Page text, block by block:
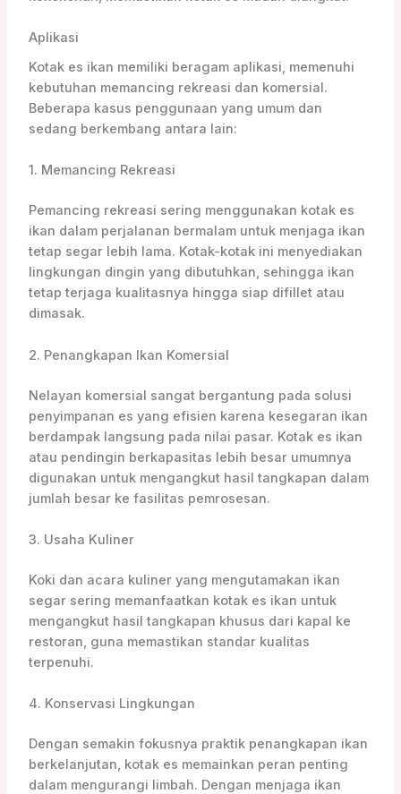
Aplikasi
Kotak es ikan memiliki beragam aplikasi, memenuhi
kebutuhan memancing rekreasi dan komersial.
Beberapa kasus penggunaan yang umum dan
sedang berkembang antara lain:
1. Memancing Rekreasi
Pemancing rekreasi sering menggunakan kotak es
ikan dalam perjalanan bermalam untuk menjaga ikan
tetap segar lebih lama. Kotak-kotak ini menyediakan
lingkungan dingin yang dibutuhkan, sehingga ikan
tetap terjaga kualitasnya hingga siap difillet atau
dimasak.
2. Penangkapan Ikan Komersial
Nelayan komersial sangat bergantung pada solusi
penyimpanan es yang efisien karena kesegaran ikan
berdampak langsung pada nilai pasar. Kotak es ikan
atau pendingin berkapasitas lebih besar umumnya
digunakan untuk mengangkut hasil tangkapan dalam
jumlah besar ke fasilitas pemrosesan.
3. Usaha Kuliner
Koki dan acara kuliner yang mengutamakan ikan
segar sering memanfaatkan kotak es ikan untuk
mengangkut hasil tangkapan khusus dari kapal ke
restoran, guna memastikan standar kualitas
terpenuhi.
4. Konservasi Lingkungan
Dengan semakin fokusnya praktik penangkapan ikan
berkelanjutan, kotak es memainkan peran penting
dalam mengurangi limbah. Dengan menjaga ikan